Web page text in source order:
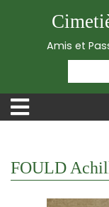
Amis et
FOULD